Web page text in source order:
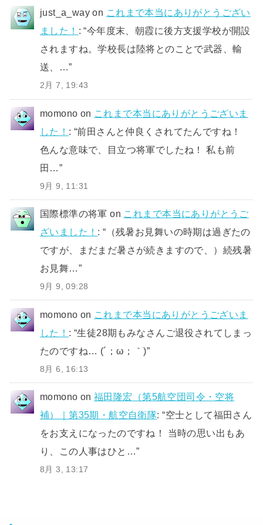
just_a_way on これまで本当にありがとうござい
ました！ : “今年度末、朝霞に後方支援学校が開設
されますね。学校長は陸将とのことで武器、輸
送、…”
2月 7, 19:43
momono on これまで本当にありがとうございま
した！ : “前田さんと仲良くされてたんですね！
色んな意味で、目立つ将軍でしたね！ 私も前
田…”
9月 9, 11:31
国際標準の将軍 on これまで本当にありがとうご
ざいました！ : “ （残暑お見舞いの時期は過ぎたの
ですが、まだまだ暑さが続きますので、）続残暑
お見舞…”
9月 9, 09:28
momono on これまで本当にありがとうございま
した！ : “生徒28期もみなさんご退役されてしまっ
たのですね… (´；ω；｀)”
8月 6, 16:13
momono on福田隆宏（第5航空団司令・空将
補）｜第35期・航空自衛隊: “空士として福田さん
をお支えになったのですね！ 当時の思い出もあ
り、この人事はひと…”
8月 3, 13:17